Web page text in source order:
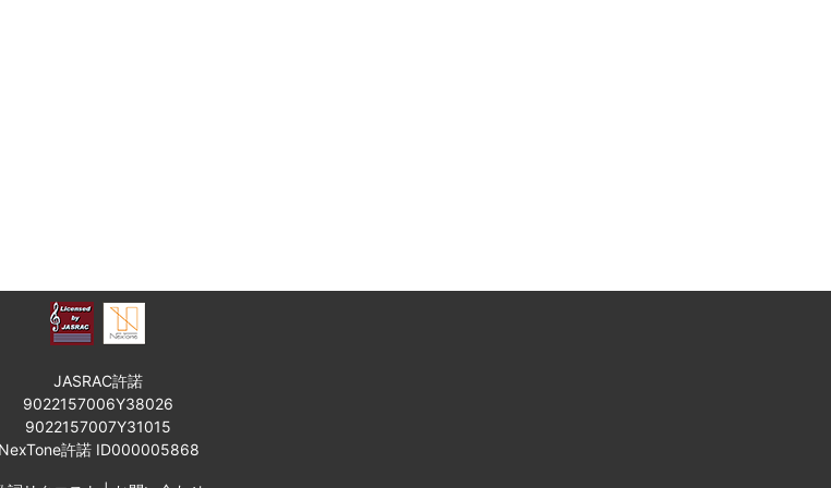
JASRAC許諾
9022157006Y38026
9022157007Y31015
NexTone許諾 ID000005868